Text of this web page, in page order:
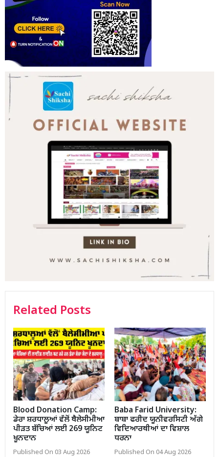
Related Posts
Blood Donation Camp:
ਡੇਰਾ ਸ਼ਰਧਾਲੂਆਂ ਵੱਲੋਂ ਥੈਲੇਸੀਮੀਆ
ਪੀੜਤ ਬੱਚਿਆਂ ਲਈ 269 ਯੂਨਿਟ
ਖੂਨਦਾਨ
Published On 03 Aug 2026
Baba Farid University:
ਬਾਬਾ ਫਰੀਦ ਯੂਨੀਵਰਸਿਟੀ ਅੱਗੇ
ਵਿਦਿਆਰਥੀਆਂ ਦਾ ਵਿਸ਼ਾਲ
ਧਰਨਾ
Published On 04 Aug 2026